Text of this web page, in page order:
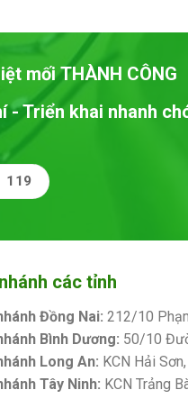
mốiTHÀNH CÔNG
- Triển khai nhanh
119
các tỉnh
Đồng Nai: 212/10
Bình Dương: 50/10
Long An: KCN Hải
Tây Ninh: KCN Trảng